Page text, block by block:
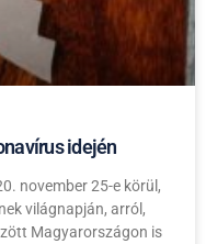
idején
november 25-e körül,
világnapján, arról,
Magyarországon is